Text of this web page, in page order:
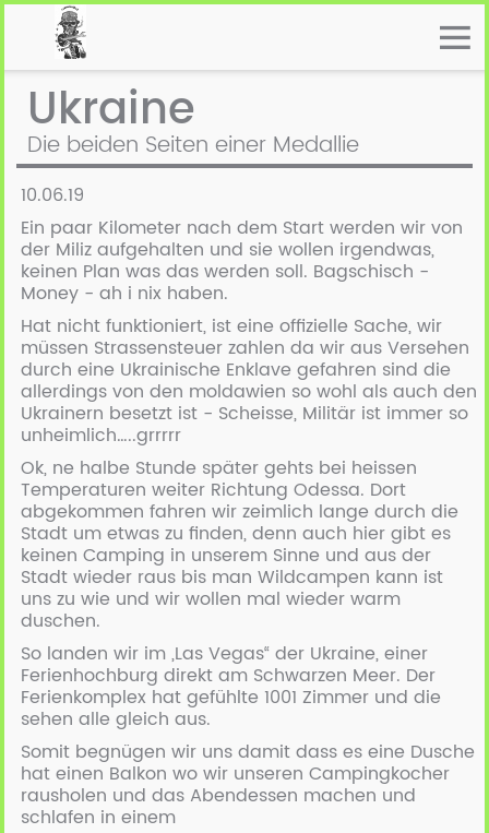
Ukraine
Die beiden Seiten einer Medallie
10.06.19
Ein paar Kilometer nach dem Start werden wir von
der Miliz aufgehalten und sie wollen irgendwas,
keinen Plan was das werden soll. Bagschisch -
Money - ah i nix haben.
Hat nicht funktioniert, ist eine offizielle Sache, wir
müssen Strassensteuer zahlen da wir aus Versehen
durch eine Ukrainische Enklave gefahren sind die
allerdings von den moldawien so wohl als auch den
Ukrainern besetzt ist - Scheisse, Militär ist immer so
unheimlich…..grrrrr
Ok, ne halbe Stunde später gehts bei heissen
Temperaturen weiter Richtung Odessa. Dort
abgekommen fahren wir zeimlich lange durch die
Stadt um etwas zu finden, denn auch hier gibt es
keinen Camping in unserem Sinne und aus der
Stadt wieder raus bis man Wildcampen kann ist
uns zu wie und wir wollen mal wieder warm
duschen.
So landen wir im „Las Vegas“ der Ukraine, einer
Ferienhochburg direkt am Schwarzen Meer. Der
Ferienkomplex hat gefühlte 1001 Zimmer und die
sehen alle gleich aus.
Somit begnügen wir uns damit dass es eine Dusche
hat einen Balkon wo wir unseren Campingkocher
rausholen und das Abendessen machen und
schlafen in einem